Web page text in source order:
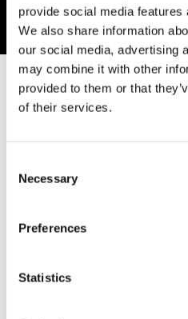
provide social media
We also share information
our social media, advertising
may combine it with other
provided to them or that
of their services.
Selection
Necessary
Preferences
Statistics
Aktuellt